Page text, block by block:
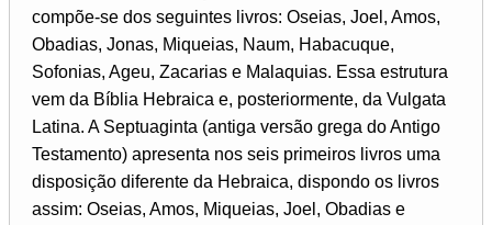
compõe-se dos seguintes livros: Oseias, Joel, Amos,
Obadias, Jonas, Miqueias, Naum, Habacuque,
Sofonias, Ageu, Zacarias e Malaquias. Essa estrutura
vem da Bíblia Hebraica e, posteriormente, da Vulgata
Latina. A Septuaginta (antiga versão grega do Antigo
Testamento) apresenta nos seis primeiros livros uma
disposição diferente da Hebraica, dispondo os livros
assim: Oseias, Amos, Miqueias, Joel, Obadias e